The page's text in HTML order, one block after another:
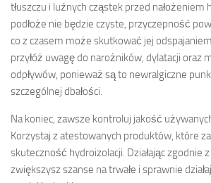
tłuszczu i luźnych cząstek przed nałożeniem
podłoże nie będzie czyste, przyczepność
co z czasem może skutkować jej
przyłóż uwagę do narożników, dylatacji oraz
odpływów, ponieważ są to newralgiczne
szczególnej dbałości.
Na koniec, zawsze kontroluj jakość
Korzystaj z atestowanych produktów, które
skuteczność hydroizolacji. Działając zgodnie
zwiększysz szanse na trwałe i sprawnie